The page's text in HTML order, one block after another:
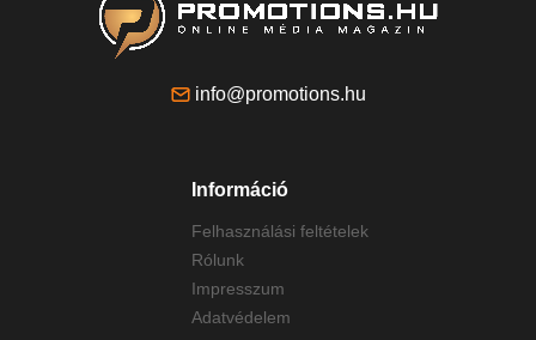
info@promotions.hu
Információ
Felhasználási feltételek
Rólunk
Impresszum
Adatvédelem